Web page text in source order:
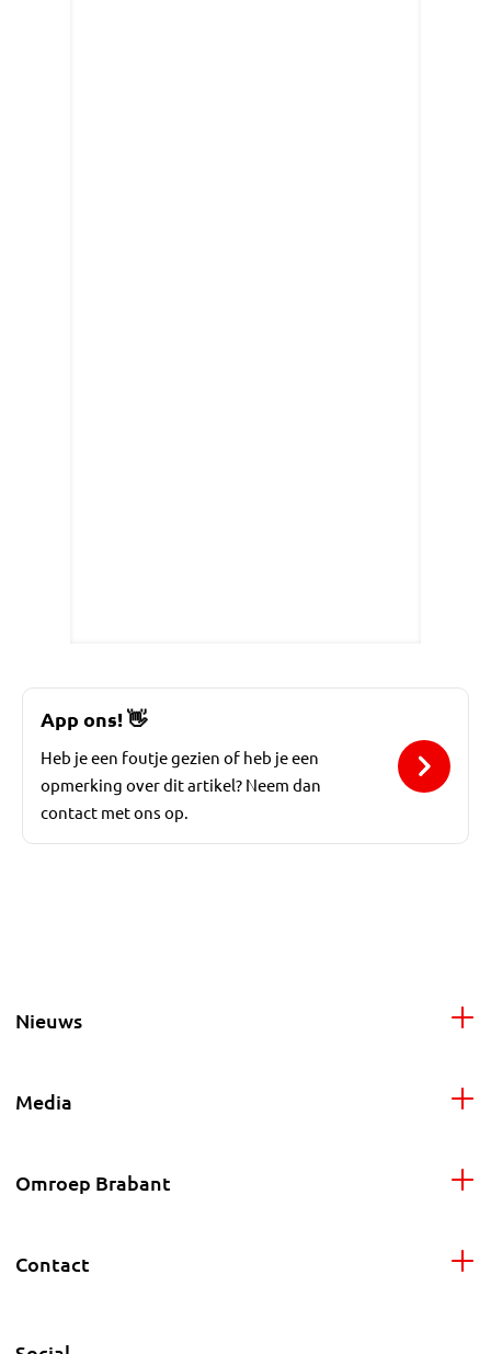
App ons!👋
Heb je een foutje gezien of heb je een
opmerking over dit artikel? Neem dan
contact met ons op.
Nieuws
Media
Omroep Brabant
Contact